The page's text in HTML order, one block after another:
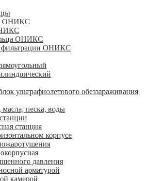
ОНИКС
ОНИКС
фильтрации ОНИКС
ультрафиолетового обеззараживания
песка, воды
станция
корпусе
давления
арматурой
камерой